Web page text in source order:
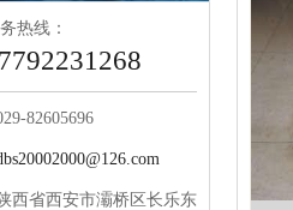
热线：
82605696
西省西安市灞桥区长乐东